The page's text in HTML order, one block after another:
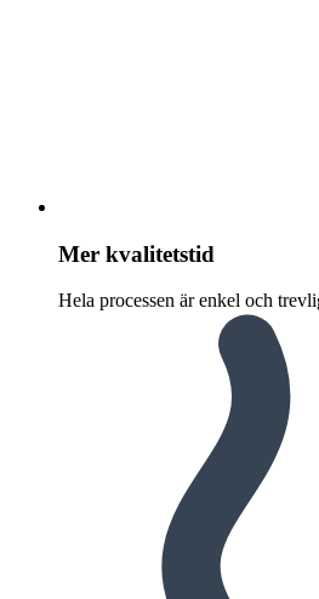
Mer kvalitetstid
Hela processen är enkel och